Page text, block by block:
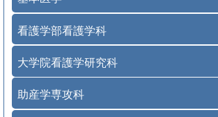
看護学部看護学科
大学院看護学研究科
助産学専攻科